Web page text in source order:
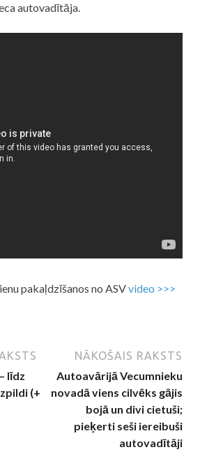
autovadītāja.
pakaļdzīšanos no ASVvideo >>>
līdz
(+
NĀKOŠAIS RAKSTS
Autoavārijā Vecumnieku
novadā viens cilvēks gājis
bojā un divi cietuši;
pieķerti seši iereibuši
autovadītāji